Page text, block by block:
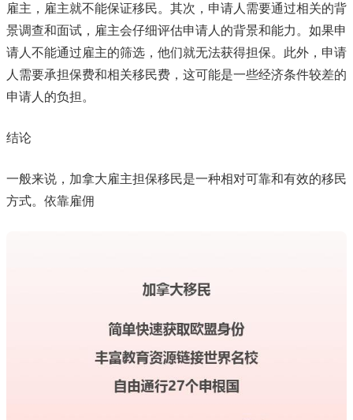
雇主，雇主就不能保证移民。其次，申请人需要通过相关的背
景调查和面试，雇主会仔细评估申请人的背景和能力。如果申
请人不能通过雇主的筛选，他们就无法获得担保。此外，申请
人需要承担保费和相关移民费，这可能是一些经济条件较差的
申请人的负担。
结论
一般来说，加拿大雇主担保移民是一种相对可靠和有效的移民
方式。依靠雇佣